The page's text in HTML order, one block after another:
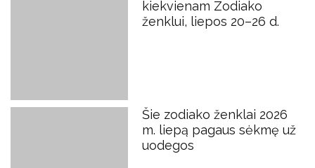
kiekvienam Zodiako
ženklui, liepos 20–26 d.
Šie zodiako ženklai 2026
m. liepą pagaus sėkmę už
uodegos